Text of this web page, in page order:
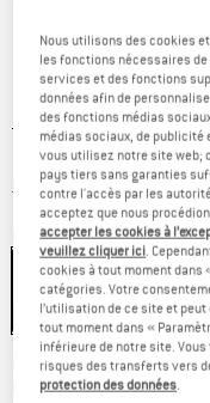
Prix initial :
7,00€
Prix:
5,74€ TVA incl.
hors Frais de livraison
Couleur:Black
-18 %
Délai de livraison: 3-5 jours
Quantité:
Nous utilisons des cookies
les fonctions nécessaires
services et des fonctions
données afin de
des fonctions médias
médias sociaux, de publicité
vous utilisez notre site web;
pays tiers sans garanties
contre l'accès par les
acceptez que nous
accepter les cookies à
veuillez cliquer ici.
cookies à tout moment dans
catégories. Votre
l’utilisation de ce site et
tout moment dans «
inférieure de notre site.
risques des transferts vers
protection des données.